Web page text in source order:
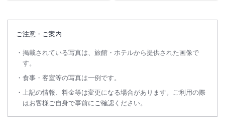
ご注意・ご案内
掲載されている写真は、旅館・ホテルから提供された画像で
す。
食事・客室等の写真は一例です。
上記の情報、料金等は変更になる場合があります。ご利用の際
はお客様ご自身で事前にご確認ください。